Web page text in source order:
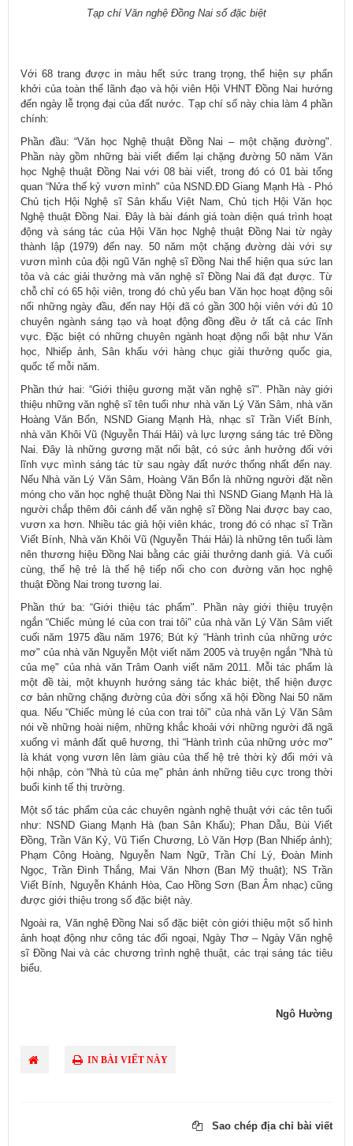
Tạp chí Văn nghệ Đồng Nai số đặc biệt
Với 68 trang được in màu hết sức trang trọng, thể hiện sự phấn
khởi của toàn thể lãnh đạo và hội viên Hội VHNT Đồng Nai hướng
đến ngày lễ trọng đại của đất nước. Tạp chí số này chia làm 4 phần
chính:
Phần đầu: “Văn học Nghệ thuật Đồng Nai – một chặng đường".
Phần này gồm những bài viết điểm lại chặng đường 50 năm Văn
học Nghệ thuật Đồng Nai với 08 bài viết, trong đó có 01 bài tổng
quan “Nửa thế kỷ vươn mình" của NSND.ĐD Giang Mạnh Hà - Phó
Chủ tịch Hội Nghệ sĩ Sân khấu Việt Nam, Chủ tịch Hội Văn học
Nghệ thuật Đồng Nai. Đây là bài đánh giá toàn diện quá trình hoạt
động và sáng tác của Hội Văn học Nghệ thuật Đồng Nai từ ngày
thành lập (1979) đến nay. 50 năm một chặng đường dài với sự
vươn mình của đội ngũ Văn nghệ sĩ Đồng Nai thể hiện qua sức lan
tỏa và các giải thưởng mà văn nghệ sĩ Đồng Nai đã đạt được. Từ
chỗ chỉ có 65 hội viên, trong đó chủ yếu ban Văn học hoạt động sôi
nổi những ngày đầu, đến nay Hội đã có gần 300 hội viên với đủ 10
chuyên ngành sáng tạo và hoạt động đồng đều ở tất cả các lĩnh
vực. Đặc biệt có những chuyên ngành hoạt động nổi bật như Văn
học, Nhiếp ảnh, Sân khấu với hàng chục giải thưởng quốc gia,
quốc tế mỗi năm.
Phần thứ hai: “Giới thiệu gương mặt văn nghệ sĩ". Phần này giới
thiệu những văn nghệ sĩ tên tuổi như nhà văn Lý Văn Sâm, nhà văn
Hoàng Văn Bổn, NSND Giang Mạnh Hà, nhạc sĩ Trần Viết Bính,
nhà văn Khôi Vũ (Nguyễn Thái Hải) và lực lượng sáng tác trẻ Đồng
Nai. Đây là những gương mặt nổi bật, có sức ảnh hưởng đối với
lĩnh vực mình sáng tác từ sau ngày đất nước thống nhất đến nay.
Nếu Nhà văn Lý Văn Sâm, Hoàng Văn Bổn là những người đặt nền
móng cho văn học nghệ thuật Đồng Nai thì NSND Giang Mạnh Hà là
người chắp thêm đôi cánh để văn nghệ sĩ Đồng Nai được bay cao,
vươn xa hơn. Nhiều tác giả hội viên khác, trong đó có nhạc sĩ Trần
Viết Bính, Nhà văn Khôi Vũ (Nguyễn Thái Hải) là những tên tuổi làm
nên thương hiệu Đồng Nai bằng các giải thưởng danh giá. Và cuối
cùng, thế hệ trẻ là thế hệ tiếp nối cho con đường văn học nghệ
thuật Đồng Nai trong tương lai.
Phần thứ ba: “Giới thiệu tác phẩm". Phần này giới thiệu truyện
ngắn “Chiếc mùng lé của con trai tôi" của nhà văn Lý Văn Sâm viết
cuối năm 1975 đầu năm 1976; Bút ký “Hành trình của những ước
mơ" của nhà văn Nguyễn Một viết năm 2005 và truyện ngắn “Nhà tù
của mẹ" của nhà văn Trâm Oanh viết năm 2011. Mỗi tác phẩm là
một đề tài, một khuynh hướng sáng tác khác biệt, thể hiện được
cơ bản những chặng đường của đời sống xã hội Đồng Nai 50 năm
qua. Nếu “Chiếc mùng lé của con trai tôi" của nhà văn Lý Văn Sâm
nói về những hoài niệm, những khắc khoải với những người đã ngã
xuống vì mảnh đất quê hương, thì “Hành trình của những ước mơ"
là khát vọng vươn lên làm giàu của thế hệ trẻ thời kỳ đổi mới và
hội nhập, còn “Nhà tù của mẹ" phản ánh những tiêu cực trong thời
buổi kinh tế thị trường.
Một số tác phẩm của các chuyên ngành nghệ thuật với các tên tuổi
như: NSND Giang Mạnh Hà (ban Sân Khấu); Phan Dẫu, Bùi Viết
Đồng, Trần Văn Kỷ, Vũ Tiến Chương, Lò Văn Hợp (Ban Nhiếp ảnh);
Phạm Công Hoàng, Nguyễn Nam Ngữ, Trần Chí Lý, Đoàn Minh
Ngọc, Trần Đình Thắng, Mai Văn Nhơn (Ban Mỹ thuật); NS Trần
Viết Bính, Nguyễn Khánh Hòa, Cao Hồng Sơn (Ban Âm nhạc) cũng
được giới thiệu trong số đặc biệt này.
Ngoài ra, Văn nghệ Đồng Nai số đặc biệt còn giới thiệu một số hình
ảnh hoạt động như công tác đối ngoại, Ngày Thơ – Ngày Văn nghệ
sĩ Đồng Nai và các chương trình nghệ thuật, các trại sáng tác tiêu
biểu.
Ngô Hường
IN BÀI VIẾT NÀY
Sao chép địa chỉ bài viết